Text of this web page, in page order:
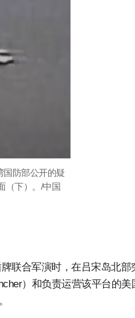
国防部公开的疑
（下）。/中国
联合军演时，在吕宋岛北部
）和负责运营该平台的美